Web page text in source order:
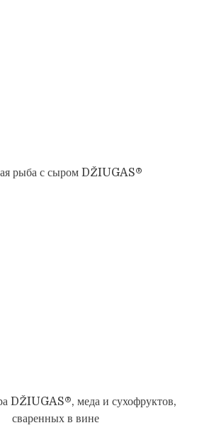
рыба с сыром DŽIUGAS®
DŽIUGAS®, меда и сухофруктов,
сваренных в вине